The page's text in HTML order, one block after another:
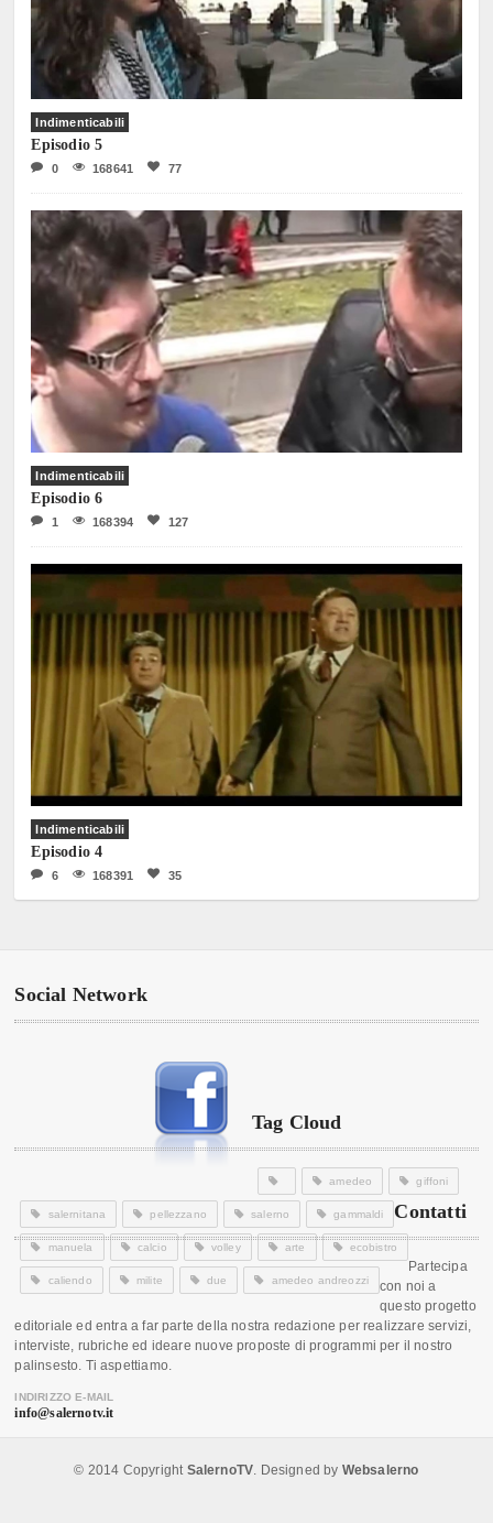
Indimenticabili
Episodio 5
0 168641 77
Indimenticabili
Episodio 6
1 168394 127
Indimenticabili
Episodio 4
6 168391 35
Social Network
Tag Cloud
amedeo giffoni
salernitana pellezzano salerno gammaldi
manuela calcio volley arte ecobistro
caliendo milite due amedeo andreozzi
Contatti
Partecipa
con noi a
questo progetto
editoriale ed entra a far parte della nostra redazione per realizzare servizi,
interviste, rubriche ed ideare nuove proposte di programmi per il nostro
palinsesto. Ti aspettiamo.
INDIRIZZO E-MAIL
info@salernotv.it
© 2014 Copyright SalernoTV . Designed by Websalerno